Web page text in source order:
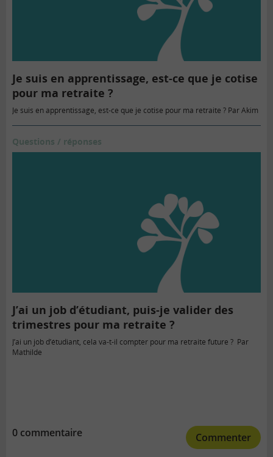
Je suis en apprentissage, est-ce que je cotise
pour ma retraite ?
Je suis en apprentissage, est-ce que je cotise pour ma retraite ? Par Akim
Questions / réponses
J’ai un job d’étudiant, puis-je valider des
trimestres pour ma retraite ?
J’ai un job d’étudiant, cela va-t-il compter pour ma retraite future ? Par
Mathilde
0 commentaire Commenter